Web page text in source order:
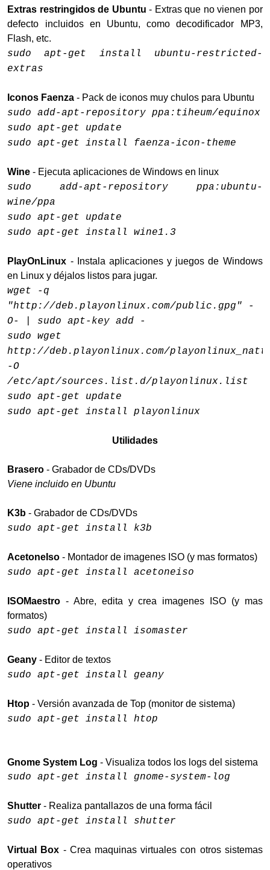
Extras restringidos de Ubuntu - Extras que no vienen por
defecto incluidos en Ubuntu, como decodificador MP3,
Flash, etc.
sudo apt-get install ubuntu-restricted-
extras
Iconos Faenza - Pack de iconos muy chulos para Ubuntu
sudo add-apt-repository ppa:tiheum/equinox
sudo apt-get update
sudo apt-get install faenza-icon-theme
Wine - Ejecuta aplicaciones de Windows en linux
sudo add-apt-repository ppa:ubuntu-
wine/ppa
sudo apt-get update
sudo apt-get install wine1.3
PlayOnLinux - Instala aplicaciones y juegos de Windows
en Linux y déjalos listos para jugar.
wget -q
"http://deb.playonlinux.com/public.gpg" -
O- | sudo apt-key add -
sudo wget
http://deb.playonlinux.com/
-O
/etc/apt/sources.list.d/playonlinux.list
sudo apt-get update
sudo apt-get install playonlinux
Utilidades
Brasero - Grabador de CDs/DVDs
Viene incluido en Ubuntu
K3b - Grabador de CDs/DVDs
sudo apt-get install k3b
AcetoneIso - Montador de imagenes ISO (y mas formatos)
sudo apt-get install acetoneiso
ISOMaestro - Abre, edita y crea imagenes ISO (y mas
formatos)
sudo apt-get install isomaster
Geany - Editor de textos
sudo apt-get install geany
Htop - Versión avanzada de Top (monitor de sistema)
sudo apt-get install htop
Gnome System Log - Visualiza todos los logs del sistema
sudo apt-get install gnome-system-log
Shutter - Realiza pantallazos de una forma fácil
sudo apt-get install shutter
Virtual Box - Crea maquinas virtuales con otros sistemas
operativos